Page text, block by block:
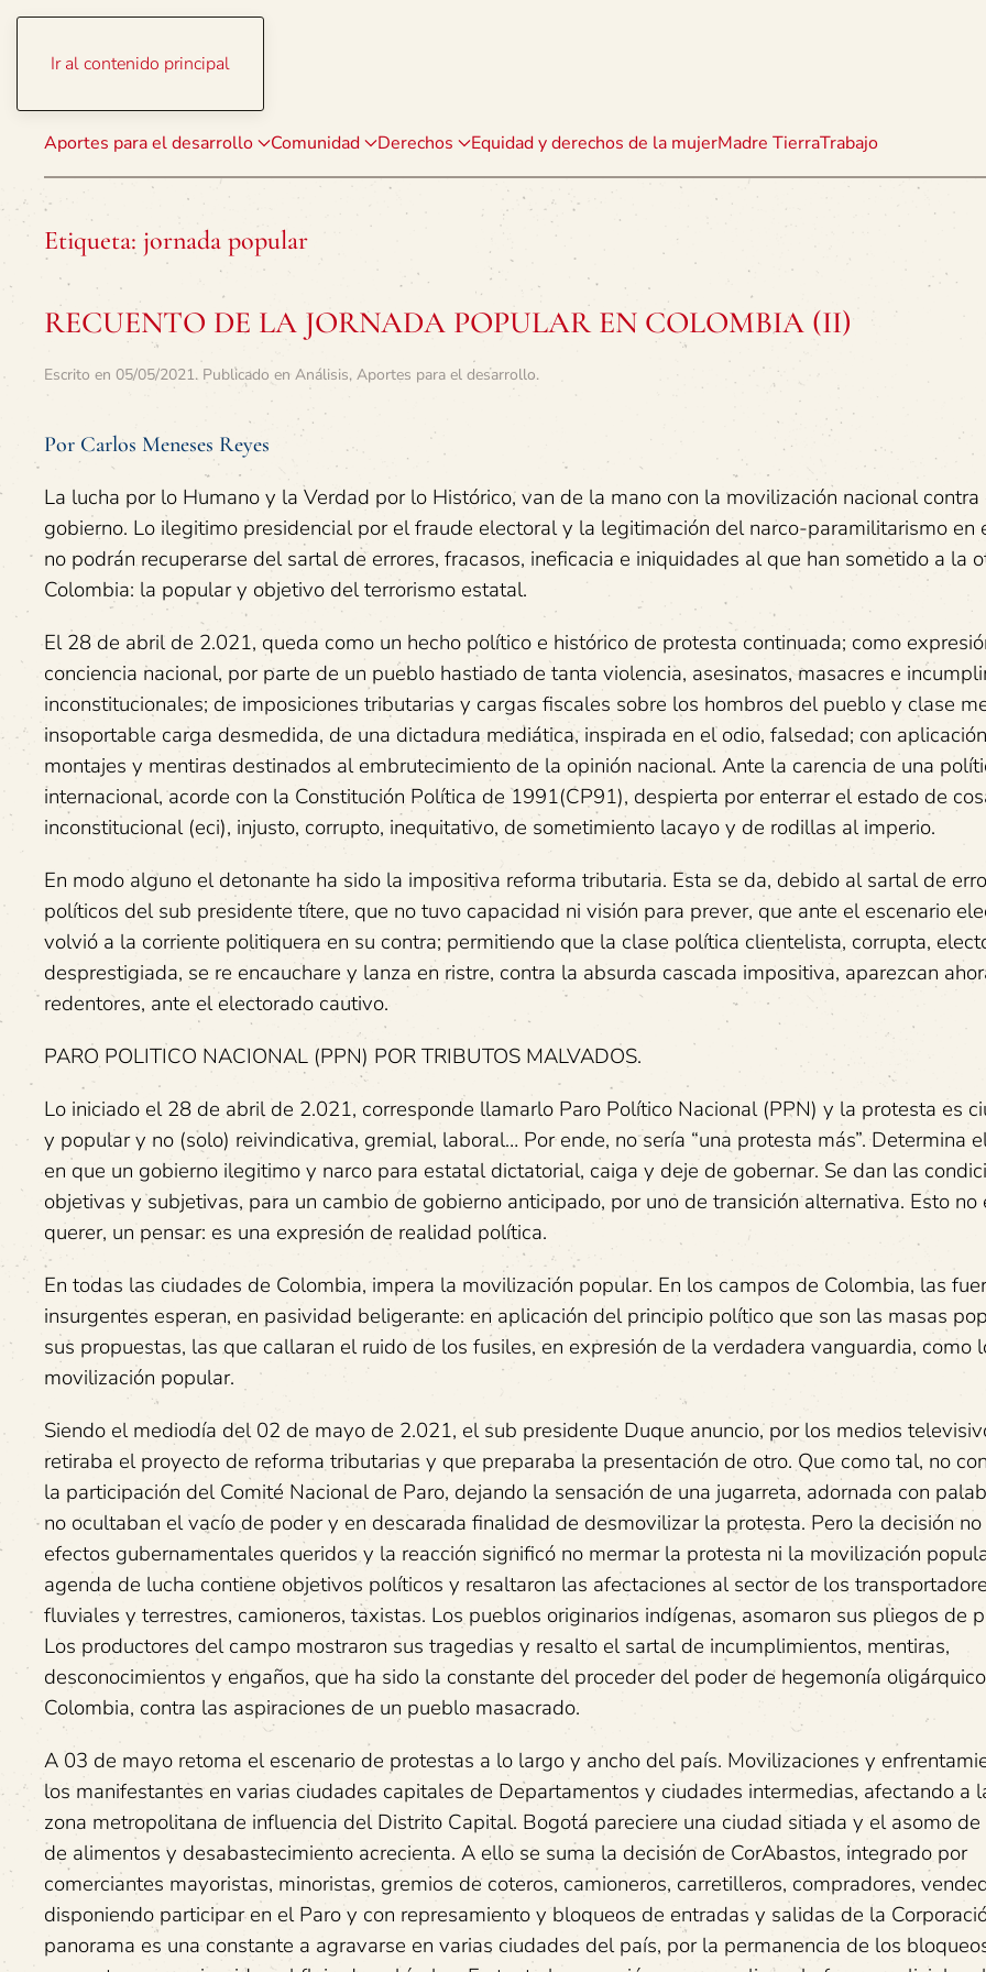
Ir al contenido principal
Aportes para el desarrollo Comunidad Derechos Equidad y derechos de la mujerMadre TierraTrabajo
Etiqueta: jornada popular
RECUENTO DE LA JORNADA POPULAR EN COLOMBIA (II)
Escrito en 05/05/2021. Publicado en Análisis, Aportes para el desarrollo.
Por Carlos Meneses Reyes
La lucha por lo Humano y la Verdad por lo Histórico, van de la mano con la movilización nacional
gobierno. Lo ilegitimo presidencial por el fraude electoral y la legitimación del narco-paramilitarismo en
no podrán recuperarse del sartal de errores, fracasos, ineficacia e iniquidades al que han sometido a la
Colombia: la popular y objetivo del terrorismo estatal.
El 28 de abril de 2.021, queda como un hecho político e histórico de protesta continuada; como
conciencia nacional, por parte de un pueblo hastiado de tanta violencia, asesinatos, masacres e
inconstitucionales; de imposiciones tributarias y cargas fiscales sobre los hombros del pueblo y clase
insoportable carga desmedida, de una dictadura mediática, inspirada en el odio, falsedad; con
montajes y mentiras destinados al embrutecimiento de la opinión nacional. Ante la carencia de una
internacional, acorde con la Constitución Política de 1991(CP91), despierta por enterrar el estado de
inconstitucional (eci), injusto, corrupto, inequitativo, de sometimiento lacayo y de rodillas al imperio.
En modo alguno el detonante ha sido la impositiva reforma tributaria. Esta se da, debido al sartal de
políticos del sub presidente títere, que no tuvo capacidad ni visión para prever, que ante el escenario
volvió a la corriente politiquera en su contra; permitiendo que la clase política clientelista, corrupta,
desprestigiada, se re encauchare y lanza en ristre, contra la absurda cascada impositiva, aparezcan
redentores, ante el electorado cautivo.
PARO POLITICO NACIONAL (PPN) POR TRIBUTOS MALVADOS.
Lo iniciado el 28 de abril de 2.021, corresponde llamarlo Paro Político Nacional (PPN) y la protesta es
y popular y no (solo) reivindicativa, gremial, laboral… Por ende, no sería “una protesta más”. Determina
en que un gobierno ilegitimo y narco para estatal dictatorial, caiga y deje de gobernar. Se dan las
objetivas y subjetivas, para un cambio de gobierno anticipado, por uno de transición alternativa. Esto no
querer, un pensar: es una expresión de realidad política.
En todas las ciudades de Colombia, impera la movilización popular. En los campos de Colombia, las
insurgentes esperan, en pasividad beligerante: en aplicación del principio político que son las masas
sus propuestas, las que callaran el ruido de los fusiles, en expresión de la verdadera vanguardia, como
movilización popular.
Siendo el mediodía del 02 de mayo de 2.021, el sub presidente Duque anuncio, por los medios
retiraba el proyecto de reforma tributarias y que preparaba la presentación de otro. Que como tal, no
la participación del Comité Nacional de Paro, dejando la sensación de una jugarreta, adornada con
no ocultaban el vacío de poder y en descarada finalidad de desmovilizar la protesta. Pero la decisión
efectos gubernamentales queridos y la reacción significó no mermar la protesta ni la movilización
agenda de lucha contiene objetivos políticos y resaltaron las afectaciones al sector de los
fluviales y terrestres, camioneros, taxistas. Los pueblos originarios indígenas, asomaron sus pliegos de
Los productores del campo mostraron sus tragedias y resalto el sartal de incumplimientos, mentiras,
desconocimientos y engaños, que ha sido la constante del proceder del poder de hegemonía
Colombia, contra las aspiraciones de un pueblo masacrado.
A 03 de mayo retoma el escenario de protestas a lo largo y ancho del país. Movilizaciones y
los manifestantes en varias ciudades capitales de Departamentos y ciudades intermedias, afectando a
zona metropolitana de influencia del Distrito Capital. Bogotá pareciere una ciudad sitiada y el asomo de
de alimentos y desabastecimiento acrecienta. A ello se suma la decisión de CorAbastos, integrado por
comerciantes mayoristas, minoristas, gremios de coteros, camioneros, carretilleros, compradores,
disponiendo participar en el Paro y con represamiento y bloqueos de entradas y salidas de la
panorama es una constante a agravarse en varias ciudades del país, por la permanencia de los